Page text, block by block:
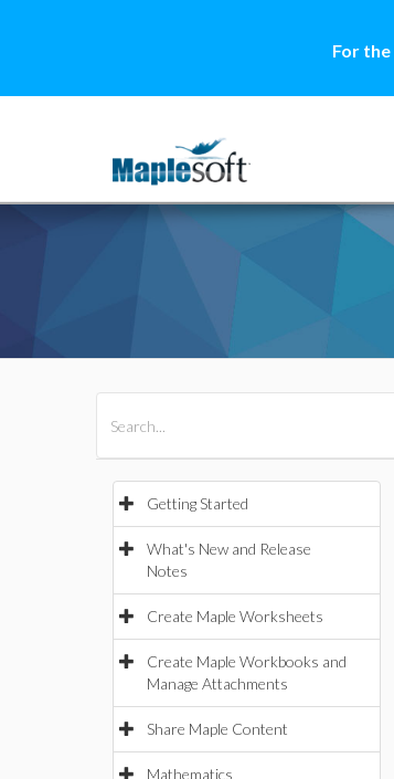
For
Getting Started
What's New and Release
Notes
Create Maple Worksheets
Create Maple Workbooks and
Manage Attachments
Share Maple Content
Mathematics